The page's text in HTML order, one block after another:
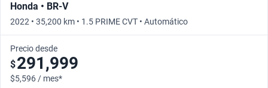
Honda • BR-V
2022 • 35,200 km • 1.5 PRIME CVT • Automático
Precio desde
$291,999
$5,596 / mes*